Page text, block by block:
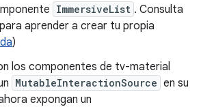
ImmersiveList . Consulta
para aprender a crear tu propia
)
los componentes de tv-material
MutableInteractionSource en su
expongan un